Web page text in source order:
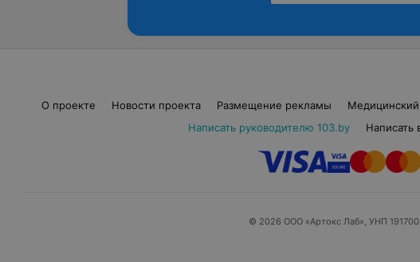
О проекте Новости проекта Размещение рекламы
Написать руководителю 103.by
Написать
© 2026 ООО «Артокс Лаб», УНП